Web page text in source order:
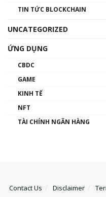
TIN TỨC BLOCKCHAIN
UNCATEGORIZED
ỨNG DỤNG
CBDC
GAME
KINH TẾ
NFT
TÀI CHÍNH NGÂN HÀNG
Contact Us Disclaimer